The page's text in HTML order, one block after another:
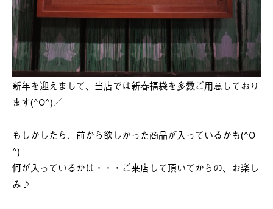
新年を迎えまして、当店では新春福袋を多数ご用意しており
ます(^O^)／
もしかしたら、前から欲しかった商品が入っているかも(^O
^)
何が入っているかは・・・ご来店して頂いてからの、お楽し
み♪